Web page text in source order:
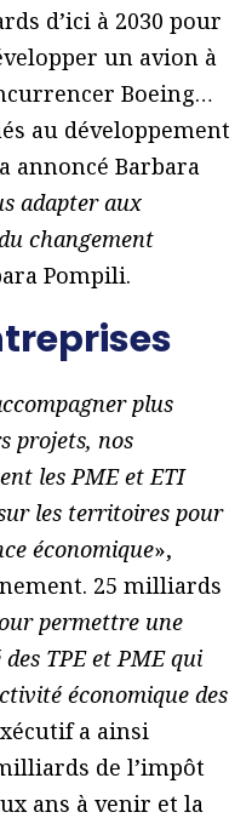
d’ici à 2030 pour
un avion à
Boeing…
au développement
annoncé Barbara
adapter aux
changement
Pompili.
plus
projets, nos
les PME et ETI
les territoires pour
économique»,
25 milliards
permettre une
TPE et PME qui
économique des
a ainsi
de l’impôt
ans à venir et la